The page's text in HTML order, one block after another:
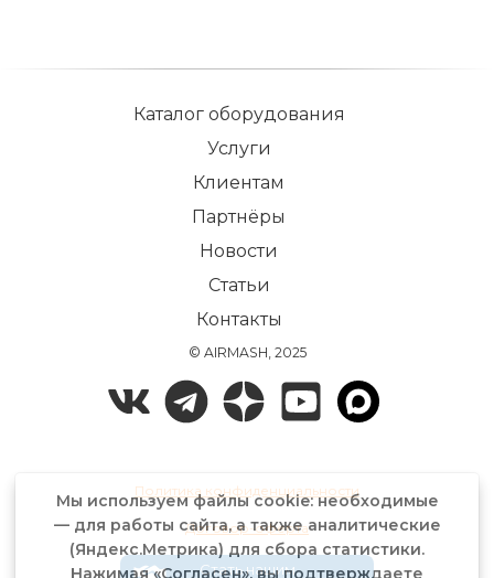
© AIRMASH, 2025
Каталог оборудования
Услуги
Клиентам
Партнёры
Новости
Статьи
Контакты
Политика конфиденциальности
Договор-оферта
Стать нашим
Мы используем файлы cookie: необходимые
— для работы сайта, а также аналитические
(Яндекс.Метрика) для сбора статистики.
Нажимая «Согласен», вы подтверждаете